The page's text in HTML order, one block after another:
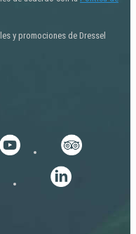
y promociones de Dressel